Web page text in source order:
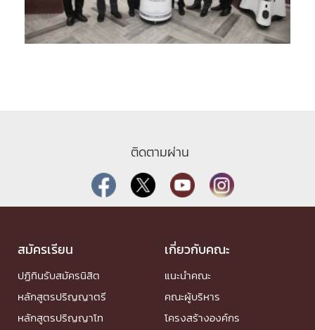
ติดตามผ่าน
สมัครเรียน
ปฏิทินรับสมัครนิสิต
หลักสูตรปริญญาตรี
หลักสูตรปริญญาโท
เกี่ยวกับคณะ
แนะนำคณะ
คณะผู้บริหาร
โครงสร้างองค์กร